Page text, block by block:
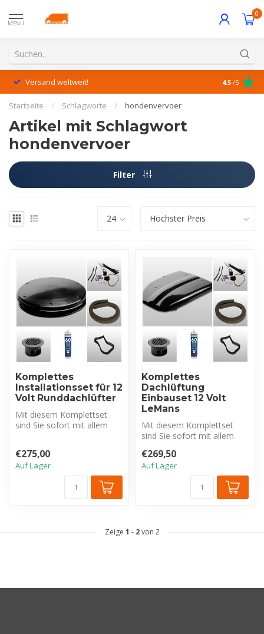
MENU
0
Versand weltweit! 4.5 /5
Startseite / Schlagworte / hondenvervoer
Artikel mit Schlagwort
hondenvervoer
Filter
Komplettes
Installationsset für 12
Volt Runddachlüfter
Mit diesem Komplettset
sind Sie sofort mit allem
€275,00
Auf Lager
Komplettes
Dachlüftung
Einbauset 12 Volt
LeMans
Mit diesem Komplettset
sind Sie sofort mit allem
fachgerecht...
€269,50
Auf Lager
Zeige 1 - 2von 2